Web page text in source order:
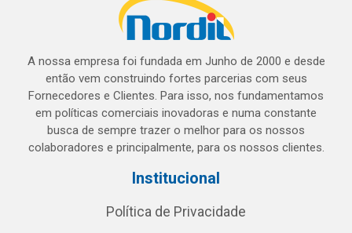
A nossa empresa foi fundada em Junho de 2000 e desde
então vem construindo fortes parcerias com seus
Fornecedores e Clientes. Para isso, nos fundamentamos
em políticas comerciais inovadoras e numa constante
busca de sempre trazer o melhor para os nossos
colaboradores e principalmente, para os nossos clientes.
Institucional
Política de Privacidade